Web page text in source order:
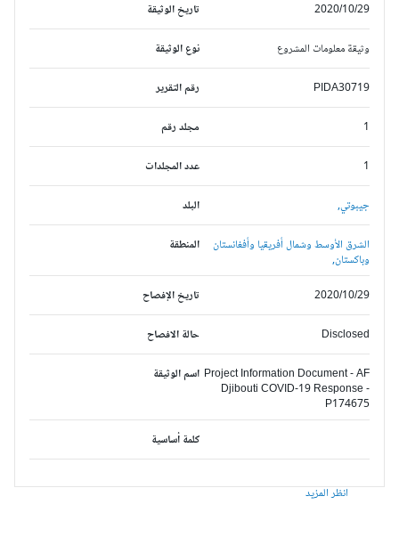
تاريخ الوثيقة 2020/10/29
نوع الوثيقة وثيقة معلومات المشروع
رقم التقرير PIDA30719
مجلد رقم
عدد المجلدات
البلد جيبوتي,
المنطقة
الشرق الأوسط وشمال أفريقيا وأفغانستان
وباكستان,
تاريخ الإفصاح
2020/10/29
حالة الافصاح Disclosed
اسم الوثيقة Project Information Document - AF
Djibouti COVID-19 Response -
P174675
كلمة أساسية
انظر المزيد